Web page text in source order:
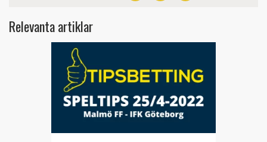
Relevanta artiklar